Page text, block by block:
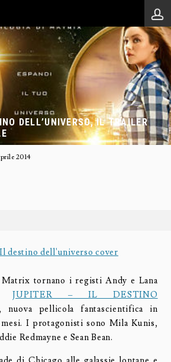
DELL’UNIVERSO, IL TRAILER
2014
tornano i registi Andy e Lana
JUPITER – IL DESTINO
, nuova pellicola fantascientifica in
I protagonisti sono Mila Kunis,
Redmayne e Sean Bean.